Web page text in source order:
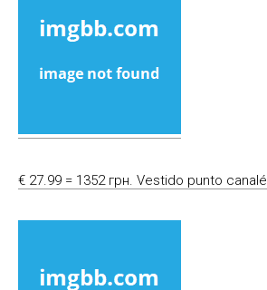
€ 27.99 = 1352 грн. Vestido punto canalé